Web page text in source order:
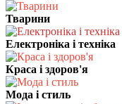
Тварини
Електроніка і техніка
Краса і здоров'я
Мода і стиль